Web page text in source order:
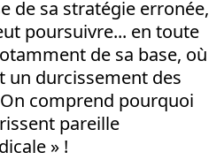
de sa stratégie erronée,
poursuivre... en toute
de sa base, où
un durcissement des
comprend pourquoi
pareille
» !